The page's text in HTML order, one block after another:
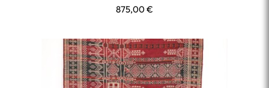
875,00€